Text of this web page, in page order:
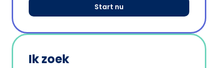
Start nu
Ik zoek